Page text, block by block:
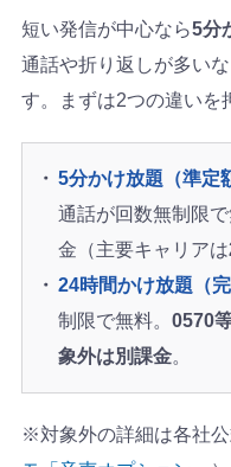
短い発信が中心なら5分
通話や折り返しが多いな
す。まずは2つの違いを
5分かけ放題（準定
通話が回数無制限
金（主要キャリアは
24時間かけ放題（完
制限で無料。 0570
象外は別課金。
※対象外の詳細は各社公